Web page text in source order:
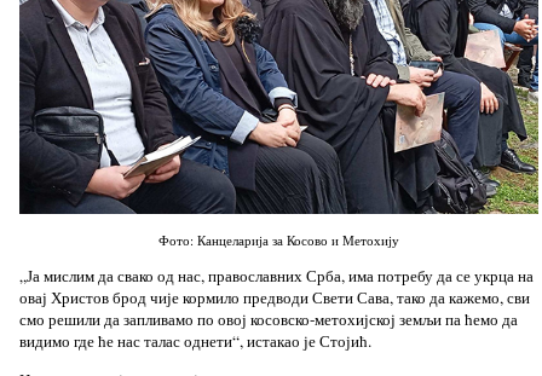
Фото: Канцеларија за Косово и Метохију
„Ја мислим да свако од нас, православних Срба, има потребу да се укрца на
овај Христов брод чије кормило предводи Свети Сава, тако да кажемо, сви
смо решили да запливамо по овој косовско-метохијској земљи па ћемо да
видимо где ће нас талас однети“, истакао је Стојић.